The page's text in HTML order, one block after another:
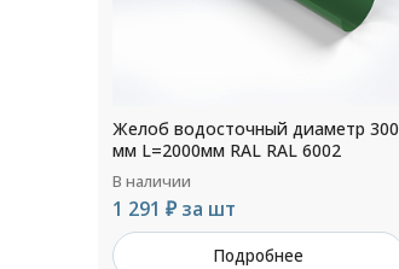
Желоб водосточный диаметр 300
мм L=2000мм RAL RAL 6002
В наличии
1 291 ₽ за шт
Подробнее